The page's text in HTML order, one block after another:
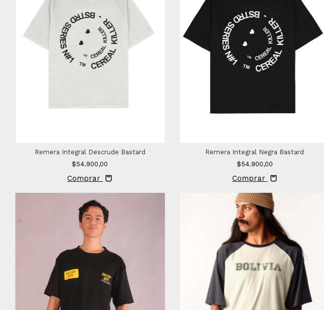
Remera Integral Descrude Bastard
$54.900,00
Comprar
Remera Integral Negra Bastard
$54.900,00
Comprar